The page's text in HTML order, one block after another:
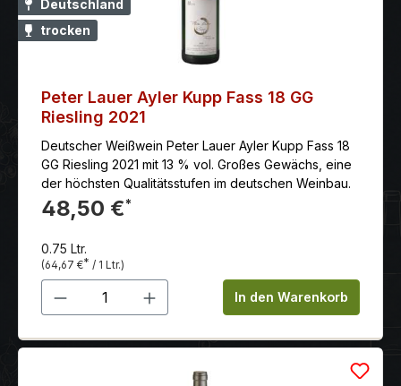
Deutschland
trocken
Peter Lauer Ayler Kupp Fass 18 GG
Riesling 2021
Deutscher Weißwein Peter Lauer Ayler Kupp Fass 18
GG Riesling 2021 mit 13 % vol. Großes Gewächs, eine
der höchsten Qualitätsstufen im deutschen Weinbau.
48,50 €*
0.75 Ltr.
(64,67 €* / 1 Ltr.)
Produkt Anzahl: Gib denIn den Warenkorb